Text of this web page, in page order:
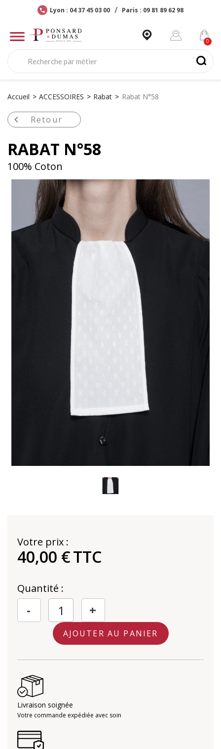
Lyon : 04 37 45 03 00 Paris : 09 81 89 62 98
Accueil ACCESSOIRES Rabat Rabat N°58
 Retour
RABAT N°58
100% Coton
Votre prix :
40,00 €TTC
Quantité :
- +
AJOUTER AU PANIER
Livraison soignée
Votre commande expédiée avec soin